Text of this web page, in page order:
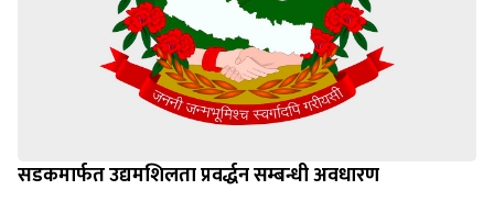
सडकमार्फत उद्यमशिलता प्रवर्द्धन सम्बन्धी अवधारण